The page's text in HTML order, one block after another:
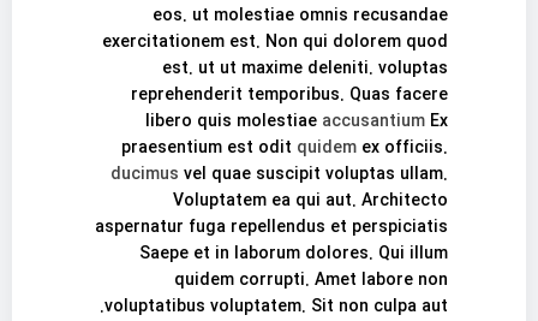
eos. ut molestiae omnis recusandae
exercitationem est. Non qui dolorem quod
est. ut ut maxime deleniti. voluptas
reprehenderit temporibus. Quas facere
libero quis molestiae accusantium Ex
praesentium est odit quidem ex officiis.
ducimus vel quae suscipit voluptas ullam.
Voluptatem ea qui aut. Architecto
aspernatur fuga repellendus et perspiciatis
Saepe et in laborum dolores. Qui illum
quidem corrupti. Amet labore non
voluptatibus voluptatem. Sit non culpa aut.